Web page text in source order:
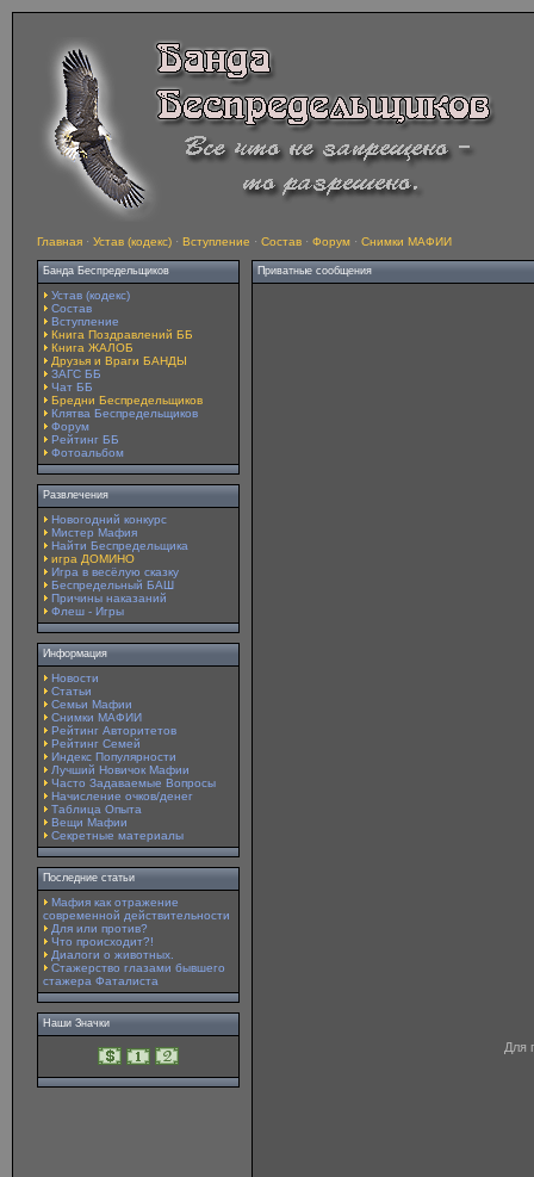
Главная · Устав (кодекс) · Вступление · Состав · Форум · Снимки МАФИИ
Банда Беспредельщиков
Устав (кодекс)
Состав
Вступление
Книга Поздравлений ББ
Книга ЖАЛОБ
Друзья и Враги БАНДЫ
ЗАГС ББ
Чат ББ
Бредни Беспредельщиков
Клятва Беспредельщиков
Форум
Рейтинг ББ
Фотоальбом
Развлечения
Новогодний конкурс
Мистер Мафия
Найти Беспредельщика
игра ДОМИНО
Игра в весёлую сказку
Беспредельный БАШ
Причины наказаний
Флеш - Игры
Информация
Новости
Статьи
Семьи Мафии
Снимки МАФИИ
Рейтинг Авторитетов
Рейтинг Семей
Индекс Популярности
Лучший Новичок Мафии
Часто Задаваемые Вопросы
Начисление очков/денег
Таблица Опыта
Вещи Мафии
Секретные материалы
Последние статьи
Мафия как отражение
современной действительности
Для или против?
Что происходит?!
Диалоги о животных.
Стажерство глазами бывшего
стажера Фаталиста
Наши Значки
Приватные сообщения
Для